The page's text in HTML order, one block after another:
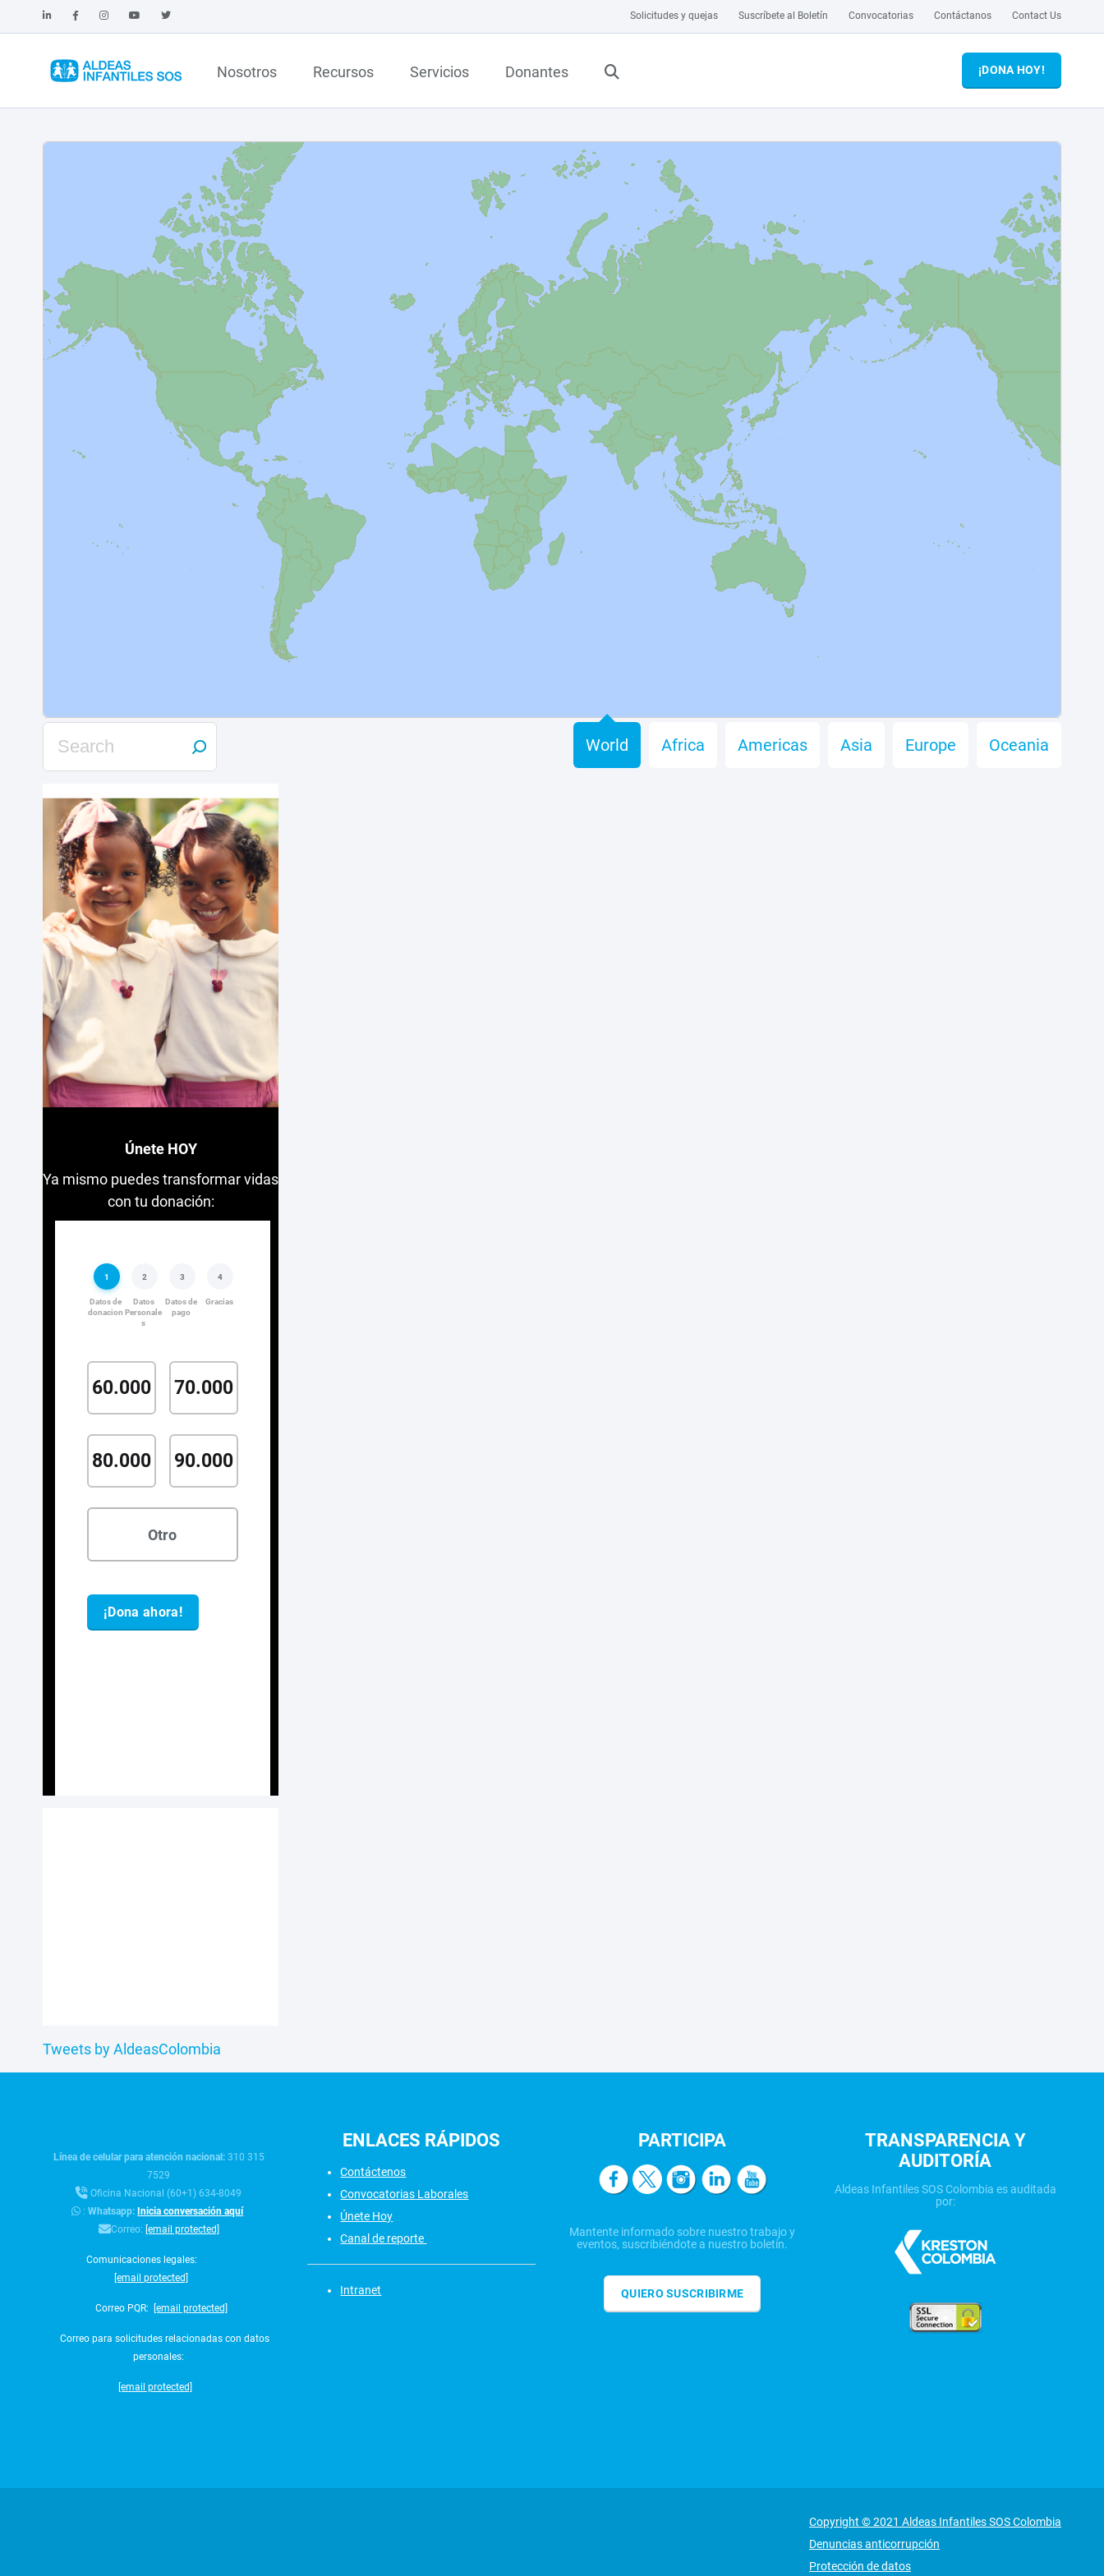
Solicitudes y quejas Suscríbete al Boletín Convocatorias Contáctanos Contact Us
Nosotros Recursos Servicios Donantes ¡DONA HOY!
World Africa Americas Asia Europe Oceania
Únete HOY
Ya mismo puedes transformar vidas
con tu donación:
Tweets by AldeasColombia
Línea de celular para atención nacional: 310 315
7529
Oficina Nacional (60+1) 634-8049
:Whatsapp: Inicia conversación aquí
Correo: [email protected]
Comunicaciones legales:
[email protected]
Correo PQR: [email protected]
Correo para solicitudes relacionadas con datos
personales:
[email protected]
ENLACES RÁPIDOS
Contáctenos
Convocatorias Laborales
Únete Hoy
Canal de reporte
Intranet
PARTICIPA
Mantente informado sobre nuestro trabajo y
eventos, suscribiéndote a nuestro boletín.
QUIERO SUSCRIBIRME
TRANSPARENCIA Y
AUDITORÍA
Aldeas Infantiles SOS Colombia es auditada
por:
Copyright © 2021 Aldeas Infantiles SOS Colombia
Denuncias anticorrupción
Protección de datos